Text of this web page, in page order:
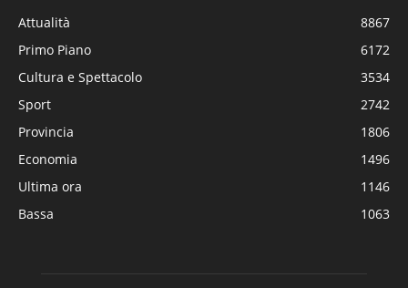
Attualità
8867
Primo Piano
6172
Cultura e Spettacolo
3534
Sport
2742
Provincia
1806
Economia
1496
Ultima ora
1146
Bassa
1063